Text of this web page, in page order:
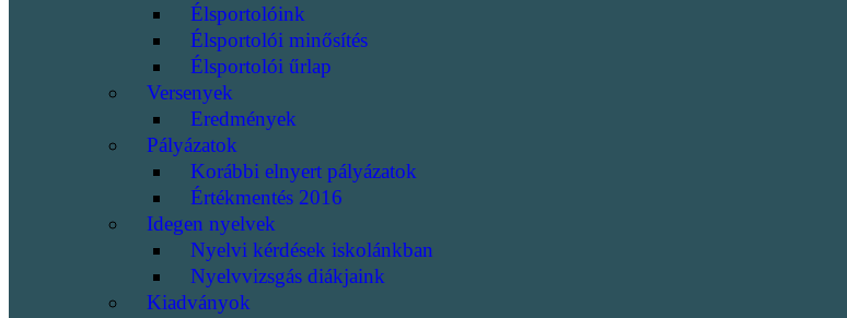
Élsportolóink
Élsportolói minősítés
Élsportolói űrlap
Versenyek
Eredmények
Pályázatok
Korábbi elnyert pályázatok
Értékmentés 2016
Idegen nyelvek
Nyelvi kérdések iskolánkban
Nyelvvizsgás diákjaink
Kiadványok